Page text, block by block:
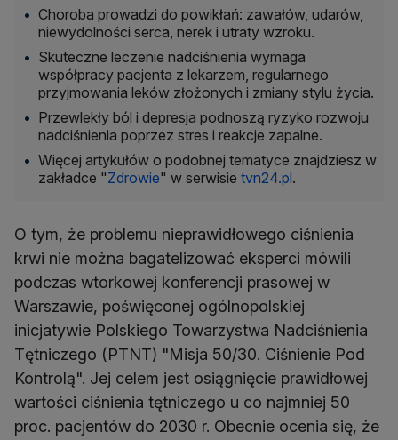
Choroba prowadzi do powikłań: zawałów, udarów,
niewydolności serca, nerek i utraty wzroku.
Skuteczne leczenie nadciśnienia wymaga
współpracy pacjenta z lekarzem, regularnego
przyjmowania leków złożonych i zmiany stylu życia.
Przewlekły ból i depresja podnoszą ryzyko rozwoju
nadciśnienia poprzez stres i reakcje zapalne.
Więcej artykułów o podobnej tematyce znajdziesz w
zakładce "Zdrowie" w serwisie tvn24.pl.
O tym, że problemu nieprawidłowego ciśnienia
krwi nie można bagatelizować eksperci mówili
podczas wtorkowej konferencji prasowej w
Warszawie, poświęconej ogólnopolskiej
inicjatywie Polskiego Towarzystwa Nadciśnienia
Tętniczego (PTNT) "Misja 50/30. Ciśnienie Pod
Kontrolą". Jej celem jest osiągnięcie prawidłowej
wartości ciśnienia tętniczego u co najmniej 50
proc. pacjentów do 2030 r. Obecnie ocenia się, że